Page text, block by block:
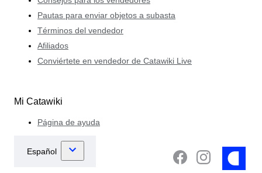
Pautas para enviar objetos a subasta
Términos del vendedor
Afiliados
Conviértete en vendedor de Catawiki Live
Mi Catawiki
Página de ayuda